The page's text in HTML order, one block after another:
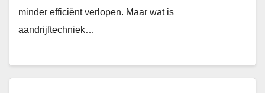
minder efficiënt verlopen. Maar wat is
aandrijftechniek…